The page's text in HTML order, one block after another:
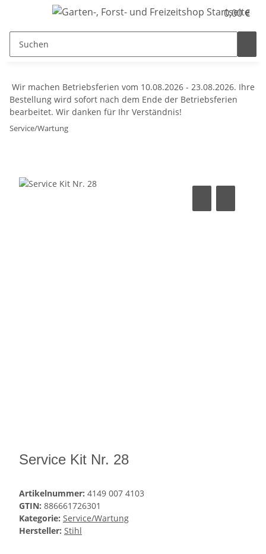
0,00 €
Wir machen Betriebsferien vom 10.08.2026 - 23.08.2026. Ihre
Bestellung wird sofort nach dem Ende der Betriebsferien
bearbeitet. Wir danken für Ihr Verständnis!
Service/Wartung
Service Kit Nr. 28
Artikelnummer: 4149 007 4103
GTIN: 886661726301
Kategorie: Service/Wartung
Hersteller: Stihl